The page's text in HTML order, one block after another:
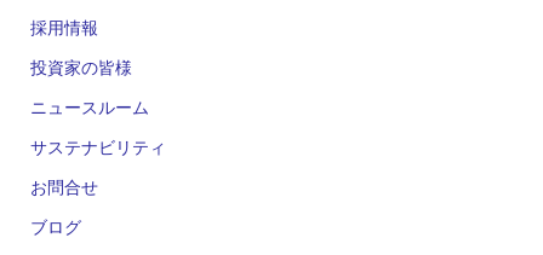
採用情報
投資家の皆様
ニュースルーム
サステナビリティ
お問合せ
ブログ